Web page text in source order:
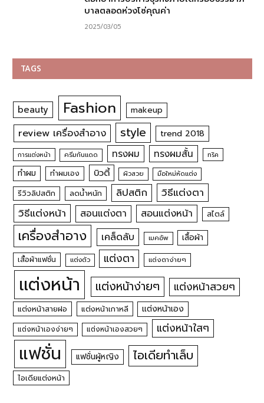
บาลตลอดห่วงโซ่คุณค่า
2025/03/05
TAGS
beauty Fashion makeup
review เครื่องสำอาง style trend 2018
การแต่งหน้า ครีมกันแดด ทรงผม ทรงผมสั้น ทริค
ทำผม ทำผมเอง บิวตี้ ผิวสวย มือใหม่หัดแต่ง
รีวิวลิปสติก ลดน้ำหนัก ลิปสติก
วิธีแต่งตา
วิธีแต่งหน้า
สอนแต่งตา สอนแต่งหน้า สไตล์
เครื่องสำอาง เคล็ดลับ เมคอัพ เสื้อผ้า
เสื้อผ้าแฟชั่น แต่งตัว แต่งตา แต่งตาง่ายๆ
แต่งหน้า แต่งหน้าง่ายๆ แต่งหน้าสวยๆ
แต่งหน้าสายฝอ แต่งหน้าเกาหลี แต่งหน้าเอง
แต่งหน้าเองง่ายๆ แต่งหน้าเองสวยๆ แต่งหน้าใสๆ
แฟชั่น แฟชั่นผู้หญิง ไอเดียทำเล็บ
ไอเดียแต่งหน้า